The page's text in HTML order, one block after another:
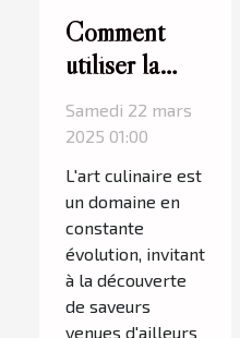
Comment
utiliser la
sauce
teriyaki pour
transformer
vos plats
quotidiens
Samedi 22 mars
2025 01:00
L'art culinaire est
un domaine en
constante
évolution, invitant
à la découverte
de saveurs
venues d'ailleurs